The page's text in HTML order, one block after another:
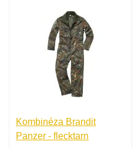
Kombinéza Brandit
Panzer - flecktarn